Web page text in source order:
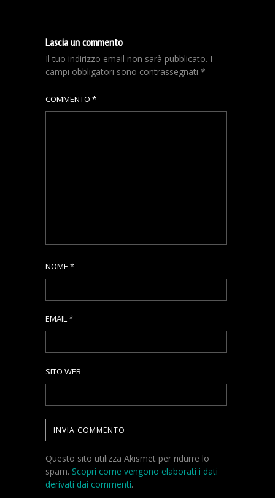
Lascia un commento
Il tuo indirizzo email non sarà pubblicato. I
campi obbligatori sono contrassegnati *
COMMENTO *
NOME *
EMAIL*
SITO WEB
Questo sito utilizza Akismet per ridurre lo
spam. Scopri come vengono elaborati i dati
derivati dai commenti.